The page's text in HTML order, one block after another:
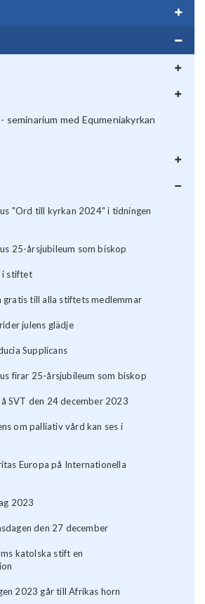
med Equmeniakyrkan
"Ord till kyrkan 2024" i tidningen
25-årsjubileum som biskop
i stiftet
gratis till alla stiftets medlemmar
julens glädje
Supplicans
firar 25-årsjubileum som biskop
SVT den 24 december 2023
om palliativ vård kan ses i
Europa på Internationella
2023
den 27 december
katolska stift en
2023 går till Afrikas horn